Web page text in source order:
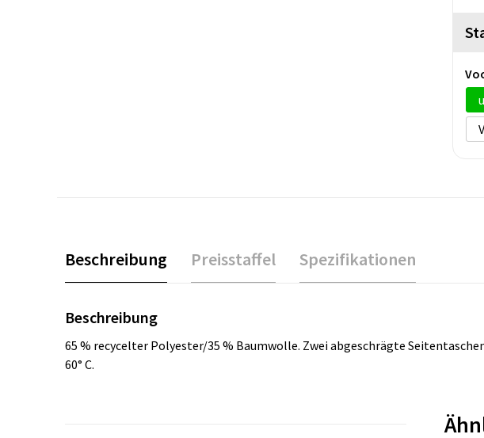
Beschreibung Preisstaffel Spezifikationen
Beschreibung
65 % recycelter Polyester/35 % Baumwolle. Zwei abgeschrägte
60° C.